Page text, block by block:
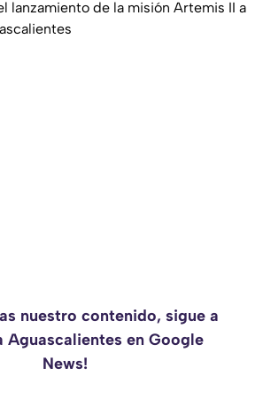
lanzamiento de la misión Artemis II a
nuestro contenido, sigue a
Aguascalientes en Google
News!